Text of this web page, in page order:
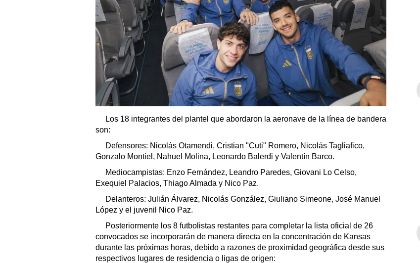
Los 18 integrantes del plantel que abordaron la aeronave de la línea de bandera
son:
Defensores: Nicolás Otamendi, Cristian "Cuti" Romero, Nicolás Tagliafico,
Gonzalo Montiel, Nahuel Molina, Leonardo Balerdi y Valentín Barco.
Mediocampistas: Enzo Fernández, Leandro Paredes, Giovani Lo Celso,
Exequiel Palacios, Thiago Almada y Nico Paz.
Delanteros: Julián Álvarez, Nicolás González, Giuliano Simeone, José Manuel
López y el juvenil Nico Paz.
Posteriormente los 8 futbolistas restantes para completar la lista oficial de 26
convocados se incorporarán de manera directa en la concentración de Kansas
durante las próximas horas, debido a razones de proximidad geográfica desde sus
respectivos lugares de residencia o ligas de origen: